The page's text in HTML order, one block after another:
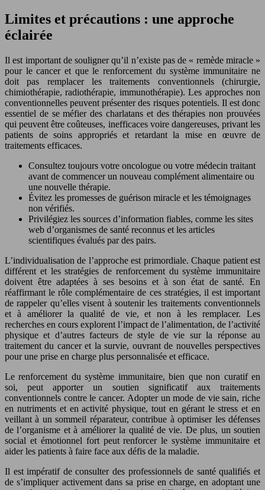
Limites et précautions : une approche
éclairée
Il est important de souligner qu’il n’existe pas de « remède miracle »
pour le cancer et que le renforcement du système immunitaire ne
doit pas remplacer les traitements conventionnels (chirurgie,
chimiothérapie, radiothérapie, immunothérapie). Les approches non
conventionnelles peuvent présenter des risques potentiels. Il est donc
essentiel de se méfier des charlatans et des thérapies non prouvées
qui peuvent être coûteuses, inefficaces voire dangereuses, privant les
patients de soins appropriés et retardant la mise en œuvre de
traitements efficaces.
Consultez toujours votre oncologue ou votre médecin traitant
avant de commencer un nouveau complément alimentaire ou
une nouvelle thérapie.
Évitez les promesses de guérison miracle et les témoignages
non vérifiés.
Privilégiez les sources d’information fiables, comme les sites
web d’organismes de santé reconnus et les articles
scientifiques évalués par des pairs.
L’individualisation de l’approche est primordiale. Chaque patient est
différent et les stratégies de renforcement du système immunitaire
doivent être adaptées à ses besoins et à son état de santé. En
réaffirmant le rôle complémentaire de ces stratégies, il est important
de rappeler qu’elles visent à soutenir les traitements conventionnels
et à améliorer la qualité de vie, et non à les remplacer. Les
recherches en cours explorent l’impact de l’alimentation, de l’activité
physique et d’autres facteurs de style de vie sur la réponse au
traitement du cancer et la survie, ouvrant de nouvelles perspectives
pour une prise en charge plus personnalisée et efficace.
Le renforcement du système immunitaire, bien que non curatif en
soi, peut apporter un soutien significatif aux traitements
conventionnels contre le cancer. Adopter un mode de vie sain, riche
en nutriments et en activité physique, tout en gérant le stress et en
veillant à un sommeil réparateur, contribue à optimiser les défenses
de l’organisme et à améliorer la qualité de vie. De plus, un soutien
social et émotionnel fort peut renforcer le système immunitaire et
aider les patients à faire face aux défis de la maladie.
Il est impératif de consulter des professionnels de santé qualifiés et
de s’impliquer activement dans sa prise en charge, en adoptant une